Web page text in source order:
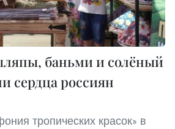
баньми и солёный
сердца россиян
тропических красок» в